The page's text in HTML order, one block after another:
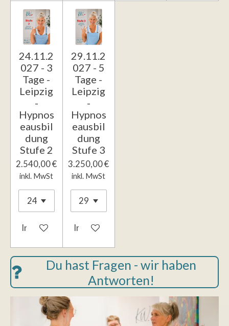
24.11.2
027 - 3
Tage -
Leipzig
-
Hypnos
eausbil
dung
Stufe 2
2.540,00 €
inkl. MwSt
In den Warenkorb
29.11.2
027 - 5
Tage -
Leipzig
-
Hypnos
eausbil
dung
Stufe 3
3.250,00 €
inkl. MwSt
In den Warenkorb
Du hast Fragen - wir haben
Antworten!